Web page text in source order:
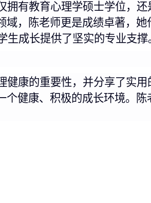
有教育心理学硕士学位，还
，陈老师更是成绩卓著，
生成长提供了坚实的专业支撑
健康的重要性，并分享了实
个健康、积极的成长环境。